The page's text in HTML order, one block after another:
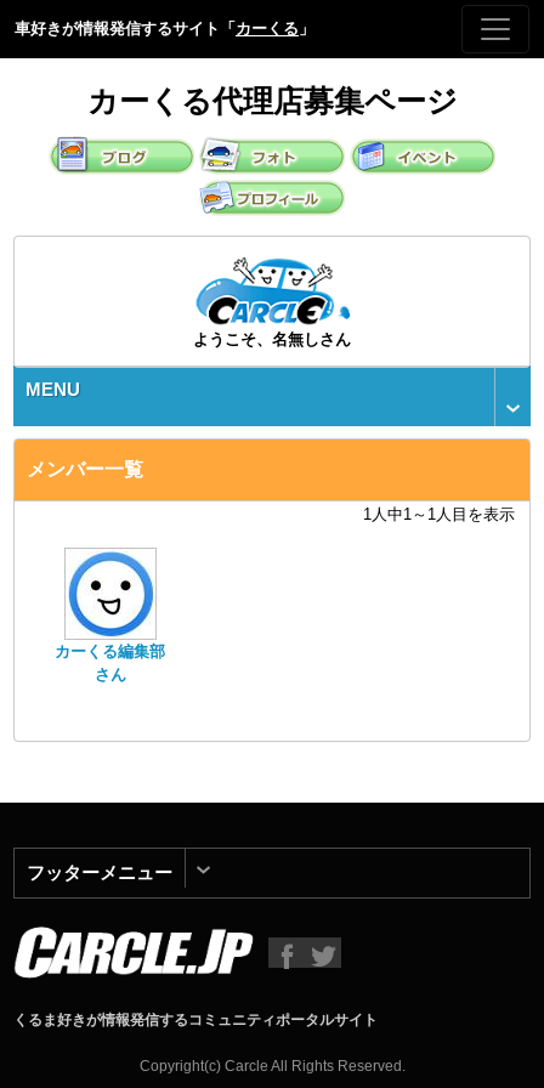
車好きが情報発信するサイト「 カーくる 」
カーくる代理店募集ページ
ようこそ、名無しさん
MENU
メンバー一覧
1人中1～1人目を表示
カーくる編集部
さん
フッターメニュー
くるま好きが情報発信するコミュニティポータルサイト
Copyright(c) Carcle All Rights Reserved.